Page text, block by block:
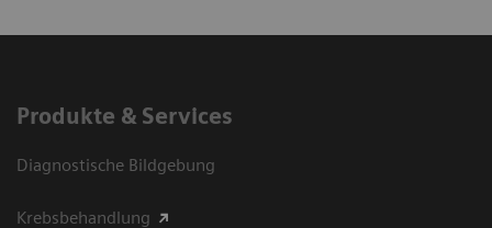
Produkte & Services
Diagnostische Bildgebung
Krebsbehandlung